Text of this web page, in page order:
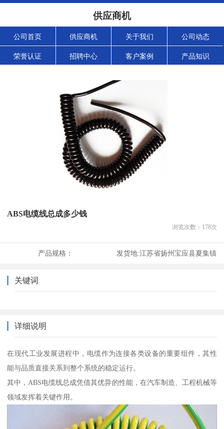
供应商机
公司首页 供应商机 关于我们 公司动态
荣誉认证 招聘中心 客户案例 产品知识
ABS电缆线总成多少钱
浏览次数： 178次
产品规格： 发货地:江苏省扬州宝应县夏集镇
关键词
详细说明
在现代工业发展进程中，电缆作为连接各类设备的重要组件，其性
能与品质直接关系到整个系统的稳定运行。
其中，ABS电缆线总成凭借其优异的性能，在汽车制造、工程机械等
领域发挥着关键作用。